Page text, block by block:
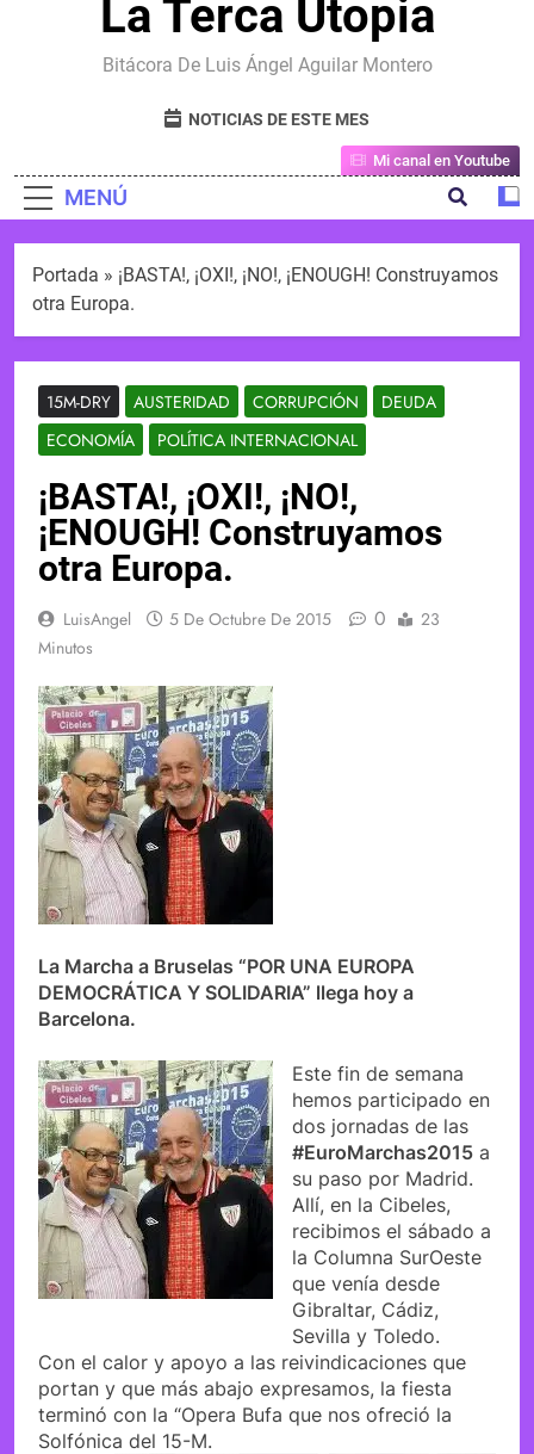
La Terca Utopia
Bitácora De Luis Ángel Aguilar Montero
NOTICIAS DE ESTE MES
MENÚ
Mi canal en Youtube
Portada » ¡BASTA!, ¡OXI!, ¡NO!, ¡ENOUGH! Construyamos
otra Europa.
15M-DRY AUSTERIDAD CORRUPCIÓN
DEUDA
ECONOMÍA
POLÍTICA INTERNACIONAL
¡BASTA!, ¡OXI!, ¡NO!,
¡ENOUGH! Construyamos
otra Europa.
LuisAngel 5 De Octubre De 2015 0
23
Minutos
La Marcha a Bruselas “POR UNA EUROPA
DEMOCRÁTICA Y SOLIDARIA” llega hoy a
Barcelona.
Este fin de semana
hemos participado en
dos jornadas de las
#EuroMarchas2015 a
su paso por Madrid.
Allí, en la Cibeles,
recibimos el sábado a
la Columna SurOeste
que venía desde
Gibraltar, Cádiz,
Sevilla y Toledo.
Con el calor y apoyo a las reivindicaciones que
portan y que más abajo expresamos, la fiesta
terminó con la “Opera Bufa que nos ofreció la
Solfónica del 15-M.